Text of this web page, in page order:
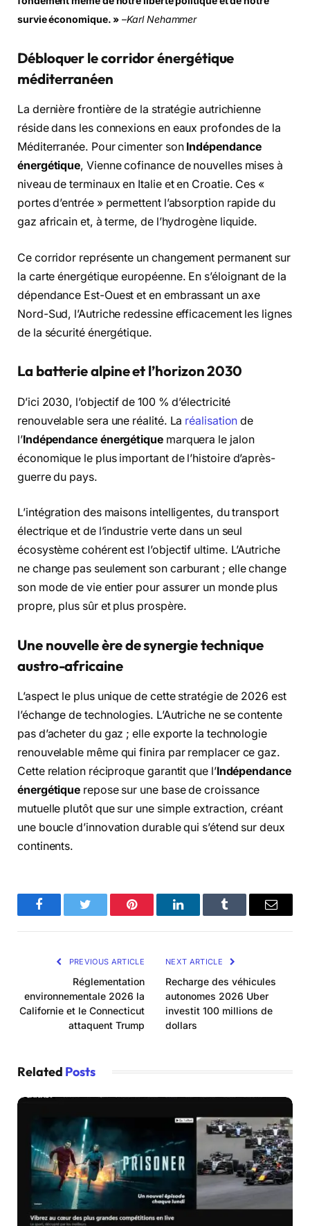
survie économique. » –Karl Nehammer
Débloquer le corridor énergétique
méditerranéen
La dernière frontière de la stratégie autrichienne
réside dans les connexions en eaux profondes de la
Méditerranée. Pour cimenter son Indépendance
énergétique, Vienne cofinance de nouvelles mises à
niveau de terminaux en Italie et en Croatie. Ces «
portes d’entrée » permettent l’absorption rapide du
gaz africain et, à terme, de l’hydrogène liquide.
Ce corridor représente un changement permanent sur
la carte énergétique européenne. En s’éloignant de la
dépendance Est-Ouest et en embrassant un axe
Nord-Sud, l’Autriche redessine efficacement les lignes
de la sécurité énergétique.
La batterie alpine et l’horizon 2030
D’ici 2030, l’objectif de 100 % d’électricité
renouvelable sera une réalité. La réalisation de
l’Indépendance énergétiquemarquera le jalon
économique le plus important de l’histoire d’après-
guerre du pays.
L’intégration des maisons intelligentes, du transport
électrique et de l’industrie verte dans un seul
écosystème cohérent est l’objectif ultime. L’Autriche
ne change pas seulement son carburant ; elle change
son mode de vie entier pour assurer un monde plus
propre, plus sûr et plus prospère.
Une nouvelle ère de synergie technique
austro-africaine
L’aspect le plus unique de cette stratégie de 2026 est
l’échange de technologies. L’Autriche ne se contente
pas d’acheter du gaz ; elle exporte la technologie
renouvelable même qui finira par remplacer ce gaz.
Cette relation réciproque garantit que l’Indépendance
énergétique repose sur une base de croissance
mutuelle plutôt que sur une simple extraction, créant
une boucle d’innovation durable qui s’étend sur deux
continents.
FacebookTwitter Pinterest LinkedInTumblr Email
PREVIOUS ARTICLE
Réglementation
environnementale 2026 la
Californie et le Connecticut
attaquent Trump
NEXT ARTICLE
Recharge des véhicules
autonomes 2026 Uber
investit 100 millions de
dollars
Related Posts